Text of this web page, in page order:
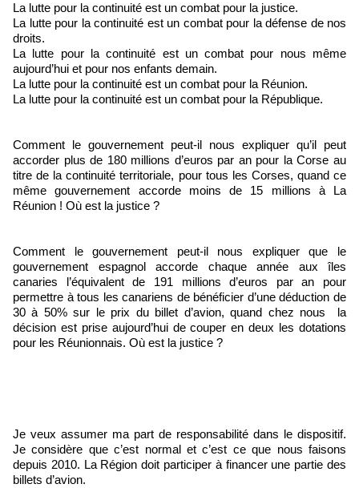
La lutte pour la continuité est un combat pour la justice.
La lutte pour la continuité est un combat pour la défense de nos
droits.
La lutte pour la continuité est un combat pour nous même
aujourd’hui et pour nos enfants demain.
La lutte pour la continuité est un combat pour la Réunion.
La lutte pour la continuité est un combat pour la République.
Comment le gouvernement peut-il nous expliquer qu’il peut
accorder plus de 180 millions d’euros par an pour la Corse au
titre de la continuité territoriale, pour tous les Corses, quand ce
même gouvernement accorde moins de 15 millions à La
Réunion ! Où est la justice ?
Comment le gouvernement peut-il nous expliquer que le
gouvernement espagnol accorde chaque année aux îles
canaries l’équivalent de 191 millions d’euros par an pour
permettre à tous les canariens de bénéficier d’une déduction de
30 à 50% sur le prix du billet d’avion, quand chez nous la
décision est prise aujourd’hui de couper en deux les dotations
pour les Réunionnais. Où est la justice ?
Je veux assumer ma part de responsabilité dans le dispositif.
Je considère que c’est normal et c’est ce que nous faisons
depuis 2010. La Région doit participer à financer une partie des
billets d’avion.